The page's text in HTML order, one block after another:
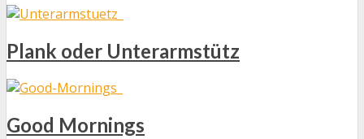
Plank oder Unterarmstütz
Good Mornings